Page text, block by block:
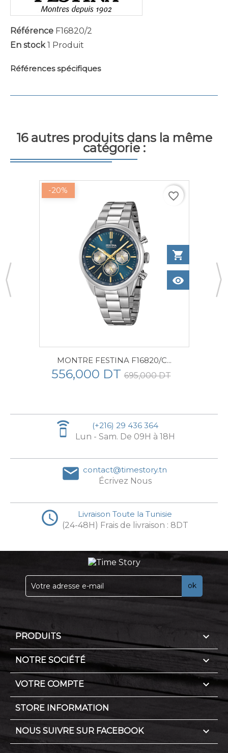
Référence F16820/2
En stock 1 Produit
Références spécifiques
16 autres produits dans la même
catégorie :
-20%
MONTRE FESTINA F16820/C...
556,000 DT 695,000 DT
shopping_cart
visibility
favorite_border
speaker_phone
(+216) 29 436 364
Lun - Sam. De 09H à 18H
email contact@timestory.tn
Écrivez Nous
access_time
Livraison Toute la Tunisie
(24-48H) Frais de livraison : 8DT
PRODUITS 
NOTRE SOCIÉTÉ 
VOTRE COMPTE 
STORE INFORMATION
NOUS SUIVRE SUR FACEBOOK 